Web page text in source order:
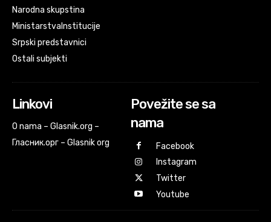
Narodna skupstina
MinistarstvaInstitucije
Srpski predstavnici
Ostali subjekti
Linkovi
O nama – Glasnik.org –
Гласник.орг – Glasnik org
Povežite se sa
nama
Facebook
Instagram
Twitter
Youtube